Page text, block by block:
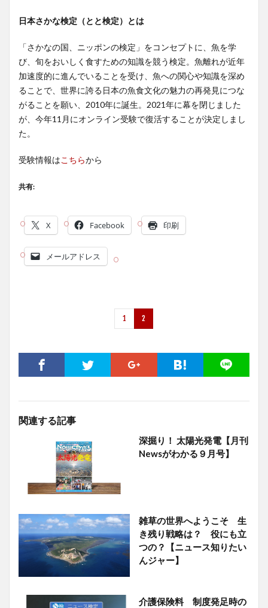
日本さかな検定（とと検定）とは
「さかなの国、ニッポンの検定」をコンセプトに、魚を学
び、旬をおいしく食すための知識を競う検定。魚離れが近年
加速度的に進んでいることを受け、魚への関心や知識を深め
ることで、世界に誇る日本の魚食文化の魅力の再発見につな
がることを願い、2010年に誕生。2021年に幕を閉じました
が、今年11月にオンライン受験で復活することが決定しまし
た。
受験情報はこちらから
共有:
X Facebook 印刷
メールアドレス
1 2
関連する記事
深掘り！ 太陽光発電【月刊
Newsがわかる９月号】
雑草の世界へようこそ 生
き残り戦略は？ 役にも立
つの？【ニュース知りたい
んジャー】
介護保険料 制度発足時の